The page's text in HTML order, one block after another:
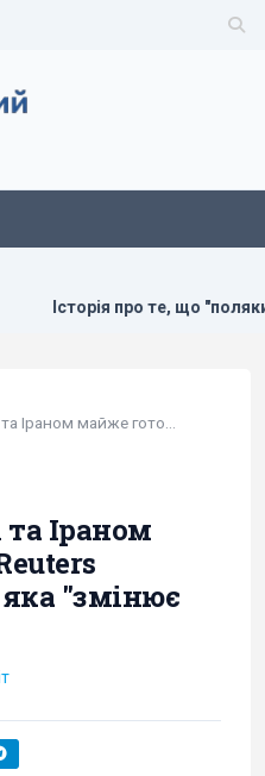
не дають Україні МіГи" -
Іраном
"змінює